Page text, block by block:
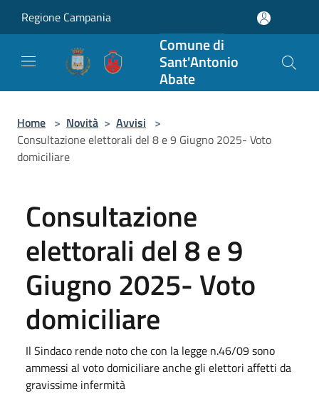
Regione Campania
Comune di
Sant'Antonio
Abate
Home > Novità > Avvisi >
Consultazione elettorali del 8 e 9 Giugno 2025- Voto
domiciliare
Consultazione
elettorali del 8 e 9
Giugno 2025- Voto
domiciliare
Il Sindaco rende noto che con la legge n.46/09 sono
ammessi al voto domiciliare anche gli elettori affetti da
gravissime infermità